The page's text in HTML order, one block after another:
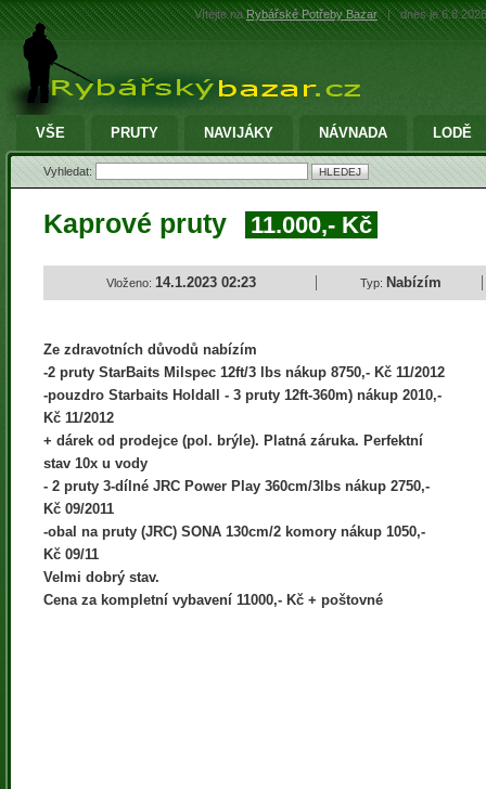
Vítejte naRybářské Potřeby Bazar | dnes je
VŠE PRUTY NAVIJÁKY NÁVNADA LODĚ
Vyhledat:
Kaprové pruty 11.000,- Kč
Vloženo: 14.1.2023 02:23 Typ: Nabízím
Ze zdravotních důvodů nabízím
-2 pruty StarBaits Milspec 12ft/3 lbs nákup 8750,- Kč 11/2012
-pouzdro Starbaits Holdall - 3 pruty 12ft-360m) nákup 2010,-
Kč 11/2012
+ dárek od prodejce (pol. brýle). Platná záruka. Perfektní
stav 10x u vody
- 2 pruty 3-dílné JRC Power Play 360cm/3lbs nákup 2750,-
Kč 09/2011
-obal na pruty (JRC) SONA 130cm/2 komory nákup 1050,-
Kč 09/11
Velmi dobrý stav.
Cena za kompletní vybavení 11000,- Kč + poštovné